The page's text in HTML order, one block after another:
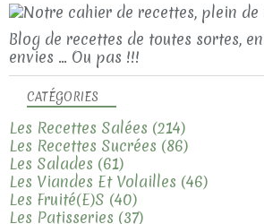
Blog de recettes de toutes sortes,
envies ... Ou pas !!!
CATÉGORIES
Les Recettes Salées (214)
Les Recettes Sucrées (86)
Les Salades (61)
Les Viandes Et Volailles (46)
Les Fruité(e)s (40)
Les Patisseries (37)